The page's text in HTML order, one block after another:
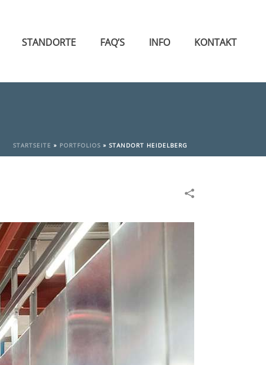
STANDORTE FAQ’S INFO KONTAKT
STARTSEITE » PORTFOLIOS » STANDORT HEIDELBERG